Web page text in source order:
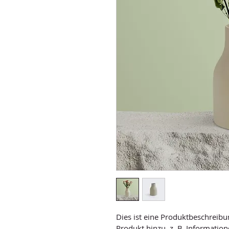
Dies ist eine